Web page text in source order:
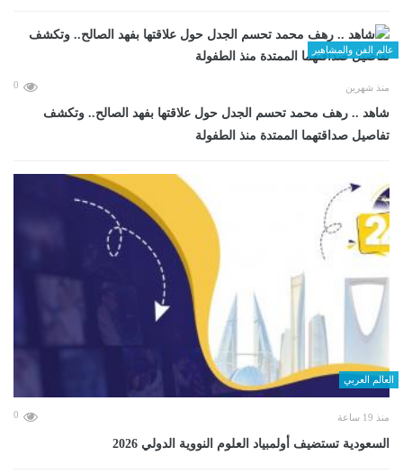
عالم الفن والمشاهير
منذ شهرين 0
شاهد .. رهف محمد تحسم الجدل حول علاقتها بفهد الصالح.. وتكشف
تفاصيل صداقتهما الممتدة منذ الطفولة
العالم العربي
منذ 19 ساعة 0
السعودية تستضيف أولمبياد العلوم النووية الدولي 2026